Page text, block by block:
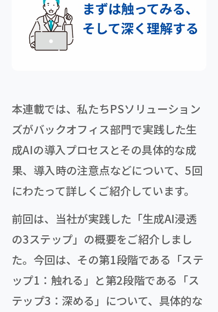
本連載では、私たちPSソリューション
ズがバックオフィス部門で実践した生
成AIの導入プロセスとその具体的な成
果、導入時の注意点などについて、5回
にわたって詳しくご紹介しています。
前回は、当社が実践した「生成AI浸透
の3ステップ」の概要をご紹介しまし
た。今回は、その第1段階である「ステ
ップ1：触れる」と第2段階である「ス
テップ3：深める」について、具体的な